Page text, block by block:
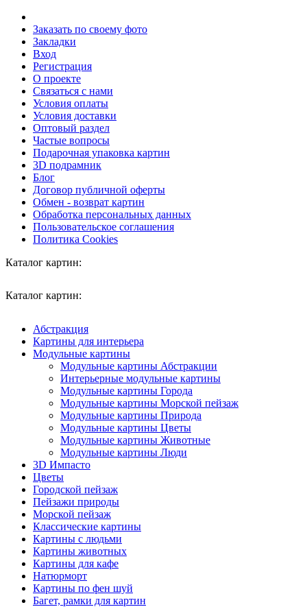
Заказать по своему фото
Закладки
Вход
Регистрация
О проекте
Связаться с нами
Условия оплаты
Условия доставки
Оптовый раздел
Частые вопросы
Подарочная упаковка картин
3D подрамник
Блог
Договор публичной оферты
Обмен - возврат картин
Обработка персональных данных
Пользовательское соглашения
Политика Cookies
Каталог картин:
Каталог картин:
Абстракция
Картины для интерьера
Модульные картины
Модульные картины Абстракции
Интерьерные модульные картины
Модульные картины Города
Модульные картины Морской пейзаж
Модульные картины Природа
Модульные картины Цветы
Модульные картины Животные
Модульные картины Люди
3D Импасто
Цветы
Городской пейзаж
Пейзажи природы
Морской пейзаж
Классические картины
Картины с людьми
Картины животных
Картины для кафе
Натюрморт
Картины по фен шуй
Багет, рамки для картин